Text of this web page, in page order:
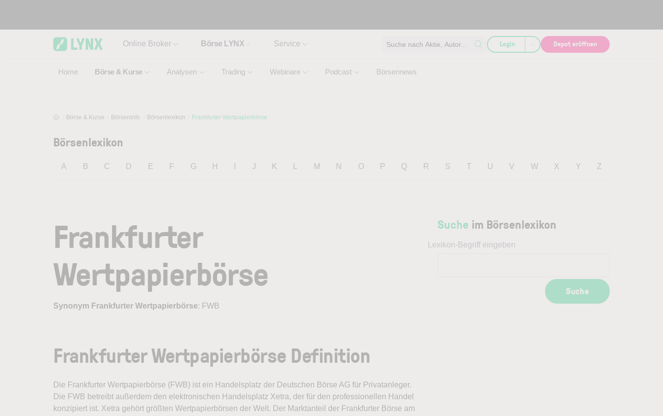
Online Broker Börse LYNX
Home Börse & Kurse Analysen Trading Webinare Podcast Börsennews
Service Suche nach Aktie, Autor... Login Depot eröffnen
Börse & Kurse Börseninfo Börsenlexikon Frankfurter Wertpapierbörse
Börsenlexikon
A B C D E F G H J K M N O P Q R S T U V W X Y Z
Frankfurter
Wertpapierbörse
Synonym Frankfurter Wertpapierbörse: FWB
Frankfurter Wertpapierbörse Definition
Die Frankfurter Wertpapierbörse (FWB) ist ein Handelsplatz der Deutschen Börse AG für Privatanleger.
Die FWB betreibt außerdem den elektronischen Handelsplatz Xetra, der für den professionellen Handel
konzipiert ist. Xetra gehört größten Wertpapierbörsen der Welt. Der Marktanteil der Frankfurter Börse am
Suche im Börsenlexikon
Lexikon-Begriff eingeben
Suche